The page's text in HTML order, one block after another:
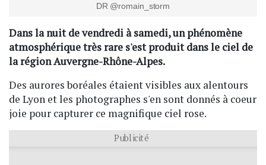
DR @romain_storm
Dans la nuit de vendredi à samedi, un phénomène
atmosphérique très rare s'est produit dans le ciel de
la région Auvergne-Rhône-Alpes.
Des aurores boréales étaient visibles aux alentours
de Lyon et les photographes s'en sont donnés à coeur
joie pour capturer ce magnifique ciel rose.
Publicité